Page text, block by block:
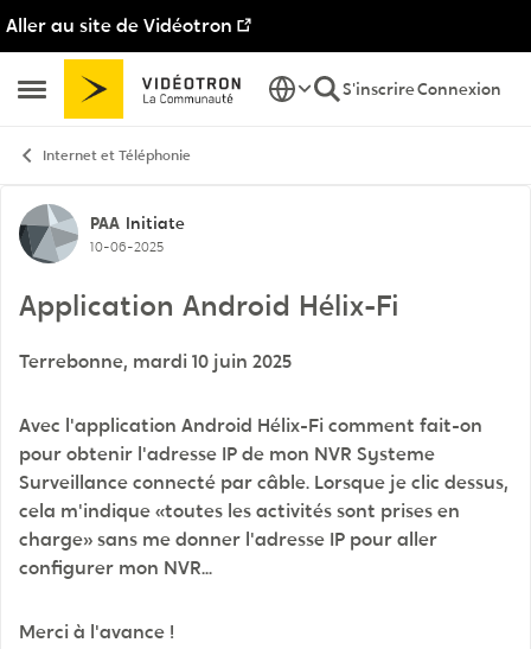
Aller au site de Vidéotron
Ouvrir Menu Latéral
Passer au contenu
S'inscrireConnexion
Internet et Téléphonie
Discussion de forum
PAA Initiate
10-06-2025
Application Android Hélix-Fi
Terrebonne, mardi 10 juin 2025
Avec l'application Android Hélix-Fi comment fait-on
pour obtenir l'adresse IP de mon NVR Systeme
Surveillance connecté par câble. Lorsque je clic dessus,
cela m'indique «toutes les activités sont prises en
charge» sans me donner l'adresse IP pour aller
configurer mon NVR...
Merci à l'avance !